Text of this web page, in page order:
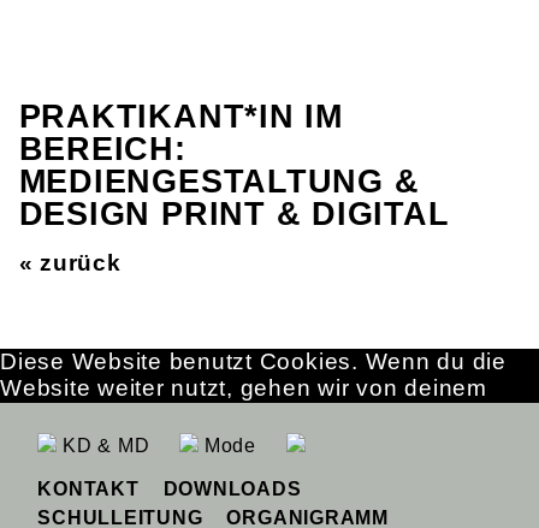
PRAKTIKANT*IN IM
BEREICH:
MEDIENGESTALTUNG &
DESIGN PRINT & DIGITAL
« zurück
KD & MD Mode
KONTAKT
DOWNLOADS
SCHULLEITUNG
ORGANIGRAMM
Diese Website benutzt Cookies. Wenn du die
Website weiter nutzt, gehen wir von deinem